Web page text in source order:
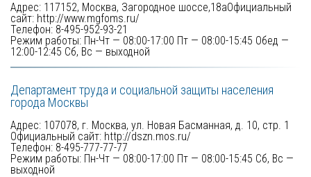
Адрес: 117152, Москва, Загородное шоссе,18аОфициальный
сайт: http://www.mgfoms.ru/
Телефон: 8-495-952-93-21
Режим работы: Пн-Чт — 08:00-17:00 Пт — 08:00-15:45 Обед —
12:00-12:45 Сб, Вс — выходной
Департамент труда и социальной защиты населения
города Москвы
Адрес: 107078, г. Москва, ул. Новая Басманная, д. 10, стр. 1
Официальный сайт: http://dszn.mos.ru/
Телефон: 8-495-777-77-77
Режим работы: Пн-Чт — 08:00-17:00 Пт — 08:00-15:45 Сб, Вс —
выходной